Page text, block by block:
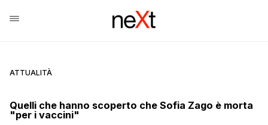
ATTUALITÀ
Quelli che hanno scoperto che Sofia Zago è morta
"per i vaccini"